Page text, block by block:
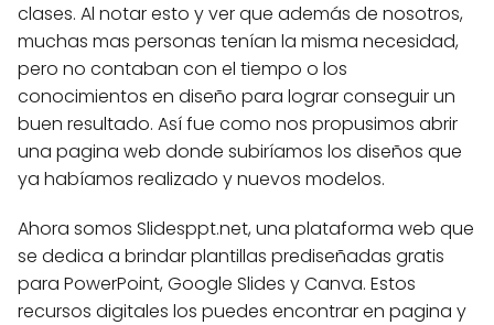
clases. Al notar esto y ver que además de nosotros,
muchas mas personas tenían la misma necesidad,
pero no contaban con el tiempo o los
conocimientos en diseño para lograr conseguir un
buen resultado. Así fue como nos propusimos abrir
una pagina web donde subiríamos los diseños que
ya habíamos realizado y nuevos modelos.
Ahora somos Slidesppt.net, una plataforma web que
se dedica a brindar plantillas prediseñadas gratis
para PowerPoint, Google Slides y Canva. Estos
recursos digitales los puedes encontrar en pagina y